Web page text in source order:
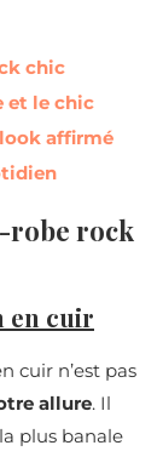
chic
et le chic
look affirmé
robe rock
en cuir
cuir n’est pas
allure. Il
plus banale